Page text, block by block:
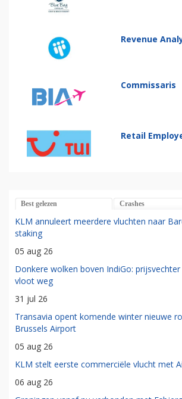
Revenue
Commissaris
Retail
Best gelezen Crashes
KLM annuleert meerdere vluchten naar
staking
05 aug 26
Donkere wolken boven IndiGo:
vloot weg
31 jul 26
Transavia opent komende winter nieuwe
Brussels Airport
05 aug 26
KLM stelt eerste commerciële vlucht met
06 aug 26